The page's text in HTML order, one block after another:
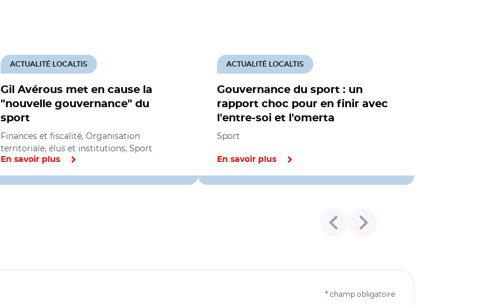
Gil Avérous met en cause la
"nouvelle gouvernance" du
sport
ACTUALITÉ LOCALTIS
Finances et fiscalité, Organisation
territoriale, élus et institutions, Sport
En savoir plus
Gouvernance du sport : un
rapport choc pour en finir avec
l'entre-soi et l'omerta
ACTUALITÉ LOCALTIS
Sport
En savoir plus
* champ obligatoire